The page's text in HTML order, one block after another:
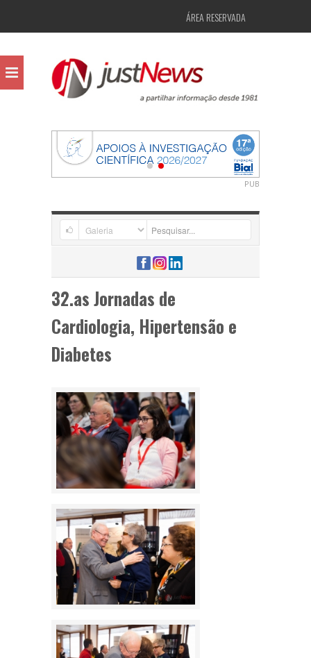
ÁREA RESERVADA
PUB
32.as Jornadas de
Cardiologia, Hipertensão e
Diabetes